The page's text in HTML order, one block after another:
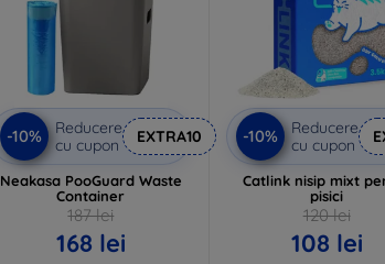
-10%
Reducere
cu cupon
EXTRA10
Neakasa PooGuard Waste
Container
187 lei
168 lei
-10%
Reducere
cu cupon
Catlink nisip mixt
pisici
120 lei
108 lei